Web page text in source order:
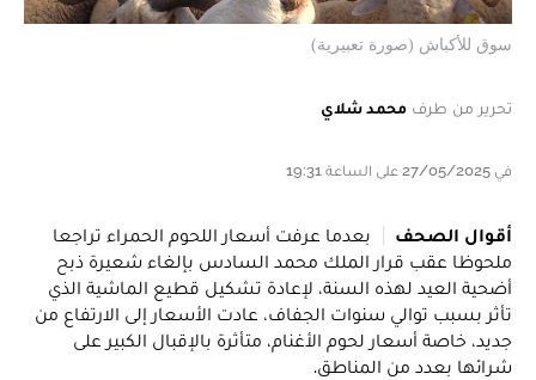
سوق للأكباش (صورة تعبيرية)
تحرير من طرف محمد شلاي
في 27/05/2025 على الساعة 19:31
أقوال الصحف
بعدما عرفت أسعار اللحوم الحمراء تراجعا
ملحوظا عقب قرار الملك محمد السادس بإلغاء شعيرة ذبح
أضحية العيد لهذه السنة، لإعادة تشكيل قطيع الماشية الذي
تأثر بسبب توالي سنوات الجفاف، عادت الأسعار إلى الارتفاع من
جديد، خاصة أسعار لحوم الأغنام، متأثرة بالإقبال الكبير على
شرائها بعدد من المناطق.